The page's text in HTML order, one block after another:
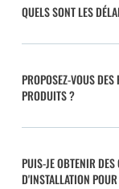
QUELS SONT LES
PROPOSEZ-VOUS
PRODUITS ?
PUIS-JE OBTENIR
D'INSTALLATION